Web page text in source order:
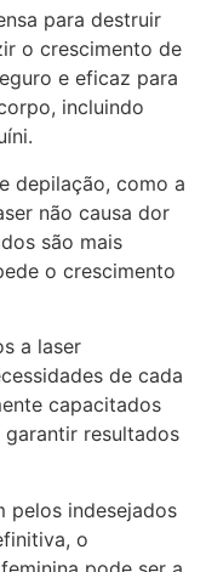
para destruir
o crescimento de
e eficaz para
incluindo
depilação, como a
não causa dor
são mais
o crescimento
a laser
de cada
capacitados
resultados
pelos indesejados
o